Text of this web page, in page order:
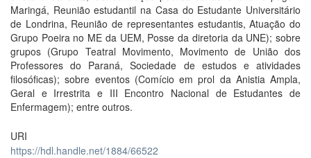
Maringá, Reunião estudantil na Casa do Estudante Universitário
de Londrina, Reunião de representantes estudantis, Atuação do
Grupo Poeira no ME da UEM, Posse da diretoria da UNE); sobre
grupos (Grupo Teatral Movimento, Movimento de União dos
Professores do Paraná, Sociedade de estudos e atividades
filosóficas); sobre eventos (Comício em prol da Anistia Ampla,
Geral e Irrestrita e III Encontro Nacional de Estudantes de
Enfermagem); entre outros.
URI
https://hdl.handle.net/1884/66522